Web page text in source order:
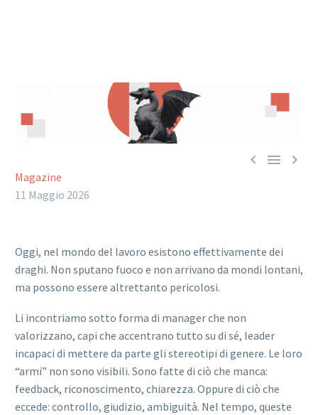
  
Magazine
11 Maggio 2026
Oggi, nel mondo del lavoro esistono effettivamente dei
draghi. Non sputano fuoco e non arrivano da mondi lontani,
ma possono essere altrettanto pericolosi.
Li incontriamo sotto forma di manager che non
valorizzano, capi che accentrano tutto su di sé, leader
incapaci di mettere da parte gli stereotipi di genere. Le loro
“armi” non sono visibili. Sono fatte di ciò che manca:
feedback, riconoscimento, chiarezza. Oppure di ciò che
eccede: controllo, giudizio, ambiguità. Nel tempo, queste